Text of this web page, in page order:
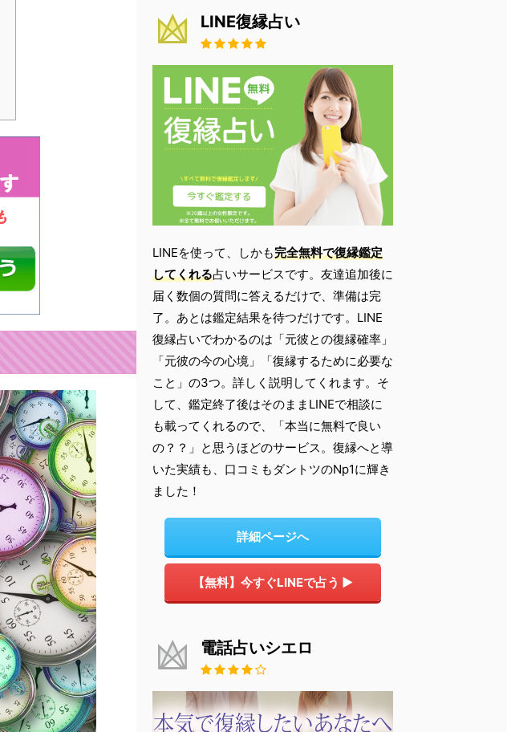
LINE復縁占い
LINEを使って、しかも完全無料で復縁鑑定
してくれる占いサービスです。友達追加後に
届く数個の質問に答えるだけで、準備は完
了。あとは鑑定結果を待つだけです。LINE
復縁占いでわかるのは「元彼との復縁確率」
「元彼の今の心境」「復縁するために必要な
こと」の3つ。詳しく説明してくれます。そ
して、鑑定終了後はそのままLINEで相談に
も載ってくれるので、「本当に無料で良い
の？？」と思うほどのサービス。復縁へと導
いた実績も、口コミもダントツのNp1に輝き
ました！
詳細ページへ
【無料】今すぐLINEで占う ▶
電話占いシエロ